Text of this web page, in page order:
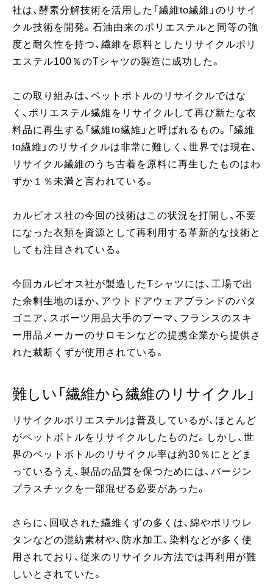
社は、酵素分解技術を活用した「繊維to繊維」のリサイ
クル技術を開発。石油由来のポリエステルと同等の強
度と耐久性を持つ、繊維を原料としたリサイクルポリ
エステル100％のTシャツの製造に成功した。
この取り組みは、ペットボトルのリサイクルではな
く、ポリエステル繊維をリサイクルして再び新たな衣
料品に再生する「繊維to繊維」と呼ばれるもの。「繊維
to繊維」のリサイクルは非常に難しく、世界では現在、
リサイクル繊維のうち古着を原料に再生したものはわ
ずか１％未満と言われている。
カルビオス社の今回の技術はこの状況を打開し、不要
になった衣類を資源として再利用する革新的な技術と
しても注目されている。
今回カルビオス社が製造したTシャツには、工場で出
た余剰生地のほか、アウトドアウェアブランドのパタ
ゴニア、スポーツ用品大手のプーマ、フランスのスキ
ー用品メーカーのサロモンなどの提携企業から提供さ
れた裁断くずが使用されている。
難しい「繊維から繊維のリサイクル」
リサイクルポリエステルは普及しているが、ほとんど
がペットボトルをリサイクルしたものだ。しかし、世
界のペットボトルのリサイクル率は約30％にとどま
っているうえ、製品の品質を保つためには、バージン
プラスチックを一部混ぜる必要があった。
さらに、回収された繊維くずの多くは、綿やポリウレ
タンなどの混紡素材や、防水加工、染料などが多く使
用されており、従来のリサイクル方法では再利用が難
しいとされていた。